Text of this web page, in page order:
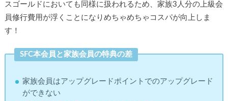
スゴールドにおいても同様に扱われるため、家族3人分の上級会
員修行費用が浮くことになりめちゃめちゃコスパが向上しま
す！
SFC本会員と家族会員の特典の差
家族会員はアップグレードポイントでのアップグレード
ができない